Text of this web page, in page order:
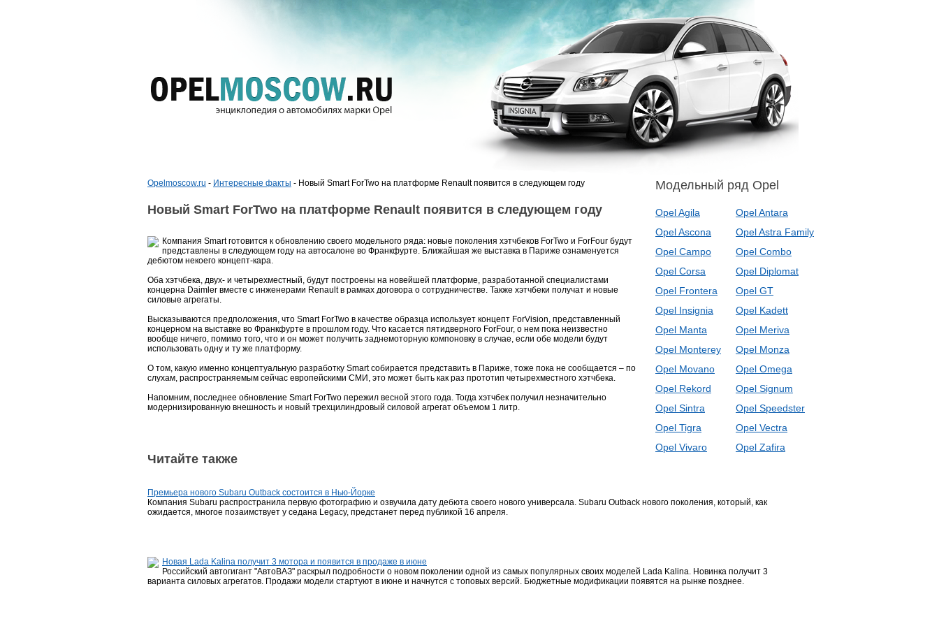
Модельный ряд Opel
Opel Agila
Opel Antara
Opel Ascona
Opel Astra Family
Opel Campo
Opel Combo
Opel Corsa
Opel Diplomat
Opel Frontera
Opel GT
Opel Insignia
Opel Kadett
Opel Manta
Opel Meriva
Opel Monterey
Opel Monza
Opel Movano
Opel Omega
Opel Rekord
Opel Signum
Opel Sintra
Opel Speedster
Opel Tigra
Opel Vectra
Opel Vivaro
Opel Zafira
Opelmoscow.ru - Интересные факты - Новый Smart ForTwo на платформе Renault появится в следующем году
Новый Smart ForTwo на платформе Renault появится в следующем году
Компания Smart готовится к обновлению своего модельного ряда: новые поколения хэтчбеков ForTwo и ForFour будут
представлены в следующем году на автосалоне во Франкфурте. Ближайшая же выставка в Париже ознаменуется
дебютом некоего концепт-кара.
Оба хэтчбека, двух- и четырехместный, будут построены на новейшей платформе, разработанной специалистами
концерна Daimler вместе с инженерами Renault в рамках договора о сотрудничестве. Также хэтчбеки получат и новые
силовые агрегаты.
Высказываются предположения, что Smart ForTwo в качестве образца использует концепт ForVision, представленный
концерном на выставке во Франкфурте в прошлом году. Что касается пятидверного ForFour, о нем пока неизвестно
вообще ничего, помимо того, что и он может получить заднемоторную компоновку в случае, если обе модели будут
использовать одну и ту же платформу.
О том, какую именно концептуальную разработку Smart собирается представить в Париже, тоже пока не сообщается – по
слухам, распространяемым сейчас европейскими СМИ, это может быть как раз прототип четырехместного хэтчбека.
Напомним, последнее обновление Smart ForTwo пережил весной этого года. Тогда хэтчбек получил незначительно
модернизированную внешность и новый трехцилиндровый силовой агрегат объемом 1 литр.
Читайте также
Премьера нового Subaru Outback состоится в Нью-Йорке
Компания Subaru распространила первую фотографию и озвучила дату дебюта своего нового универсала. Subaru Outback нового поколения, который, как
ожидается, многое позаимствует у седана Legacy, предстанет перед публикой 16 апреля.
Новая Lada Kalina получит 3 мотора и появится в продаже в июне
Российский автогигант "АвтоВАЗ" раскрыл подробности о новом поколении одной из самых популярных своих моделей Lada Kalina. Новинка получит 3
варианта силовых агрегатов. Продажи модели стартуют в июне и начнутся с топовых версий. Бюджетные модификации появятся на рынке позднее.